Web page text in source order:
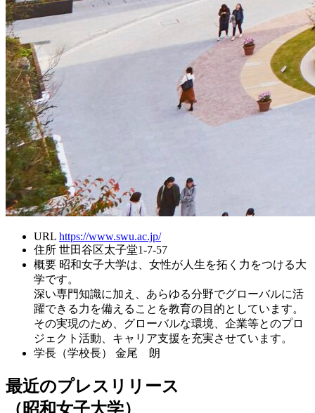
URL https://www.swu.ac.jp/
住所 世田谷区太子堂1-7-57
概要 昭和女子大学は、女性が人生を拓く力をつける大
学です。
深い専門知識に加え、あらゆる分野でグローバルに活
躍できる力を備えることを教育の目的としています。
その実現のため、グローバルな環境、企業等とのプロ
ジェクト活動、キャリア支援を充実させています。
学長（学校長）
金尾 朗
最近のプレスリリース
（昭和女子大学）